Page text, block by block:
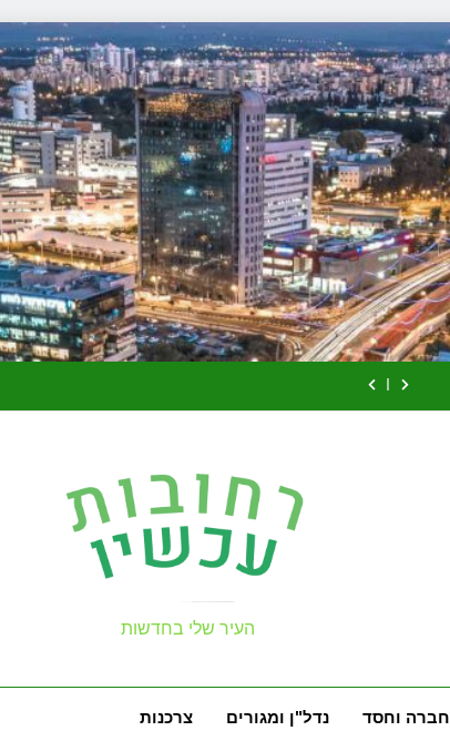
העיר שלי בחדשות
חברה וחסד נדל"ן ומגורים צרכנות